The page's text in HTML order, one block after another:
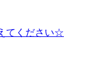
てください☆